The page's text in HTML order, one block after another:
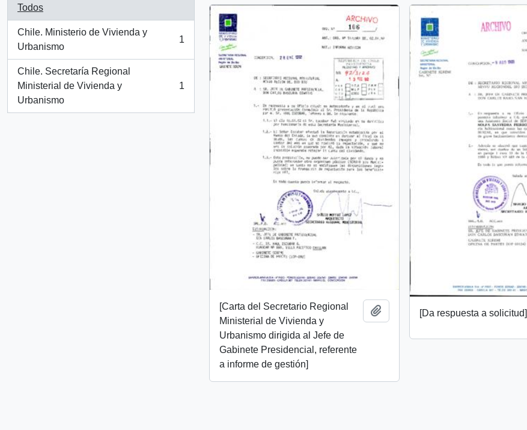
Todos
Chile. Ministerio de Vivienda y
Urbanismo
, 1 resultados
1
Chile. Secretaría Regional
Ministerial de Vivienda y
Urbanismo
, 1 resultados
1
[Carta del Secretario Regional
Ministerial de Vivienda y
Urbanismo dirigida al Jefe de
Gabinete Presidencial, referente
a informe de gestión]
Añadir al portapapeles
[Da respuesta a solicitud]